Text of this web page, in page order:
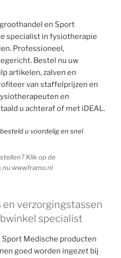
en Sport
specialist in fysiotherapie
Professioneel,
Bestel nu uw
artikelen, zalven en
van staffelprijzen en
en
u achteraf of met iDEAL.
Klik op de
www.framo.nl
verzorgingstassen
specialist
Sport Medische producten
goed worden ingezet bij